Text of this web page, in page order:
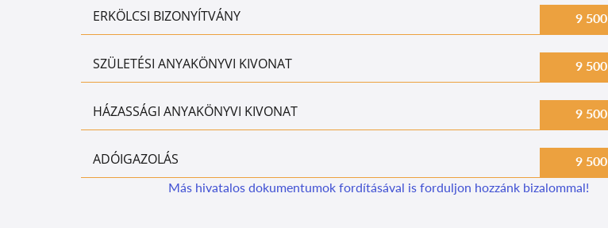
ERKÖLCSI BIZONYÍTVÁNY 9 500
SZÜLETÉSI ANYAKÖNYVI KIVONAT 9 500
HÁZASSÁGI ANYAKÖNYVI KIVONAT 9 500
ADÓIGAZOLÁS 9 500
Más hivatalos dokumentumok fordításával is forduljon hozzánk bizalommal!